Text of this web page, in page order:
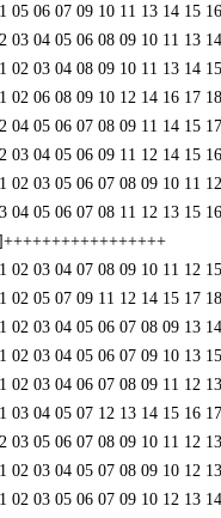
06 07 09 10 11 13 14 15
04 05 06 08 09 10 11 13
03 04 08 09 10 11 13 14
06 08 09 10 12 14 16 17
05 06 07 08 09 11 14 15
04 05 06 09 11 12 14 15
03 05 06 07 08 09 10 11
05 06 07 08 11 12 13 15
03 04 07 08 09 10 11 12
05 07 09 11 12 14 15 17
03 04 05 06 07 08 09 13
03 04 05 06 07 09 10 13
03 04 06 07 08 09 11 12
04 05 07 12 13 14 15 16
05 06 07 08 09 10 11 12
03 04 05 07 08 09 10 12
03 05 06 07 09 10 12 13